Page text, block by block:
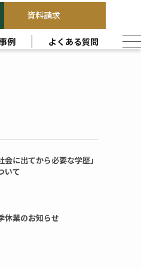
資料請求
例 よくある質問
会に出てから必要な学歴」
いて
休業のお知らせ